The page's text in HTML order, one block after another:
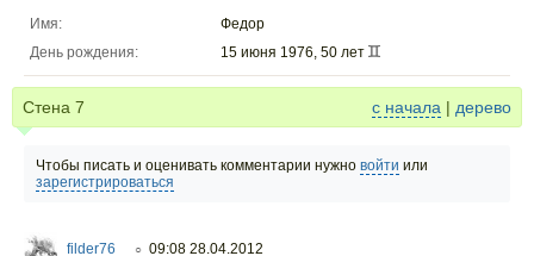
Имя:
Федор
День рождения:
15 июня 1976, 50 лет
Стена 7 с начала | дерево
Чтобы писать и оценивать комментарии нужно войти или
зарегистрироваться
filder76 ○ 09:08 28.04.2012